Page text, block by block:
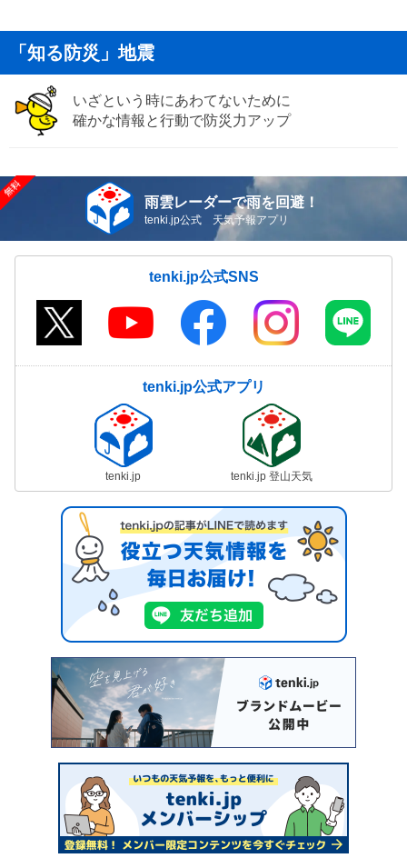
「知る防災」地震
いざという時にあわてないために
確かな情報と行動で防災力アップ
雨雲レーダーで雨を回避！
tenki.jp公式 天気予報アプリ
tenki.jp公式SNS
tenki.jp公式アプリ
tenki.jp tenki.jp 登山天気